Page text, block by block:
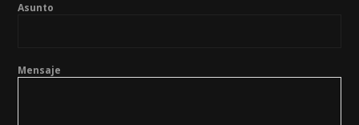
Asunto
Mensaje